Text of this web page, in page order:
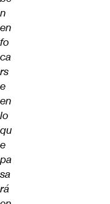
n
en
fo
ca
rs
e
en
lo
qu
e
pa
sa
rá